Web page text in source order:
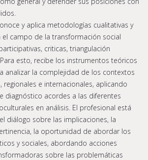
y aplica metodologías cualitativas y
el campo de la transformación social
criticas, triangulación
esto, recibe los instrumentos teóricos
analizar la complejidad de los contextos
regionales e internacionales, aplicando
diagnóstico acordes a las diferentes
en análisis. El profesional está
diálogo sobre las implicaciones, la
la oportunidad de abordar los
y sociales, abordando acciones
sobre las problemáticas